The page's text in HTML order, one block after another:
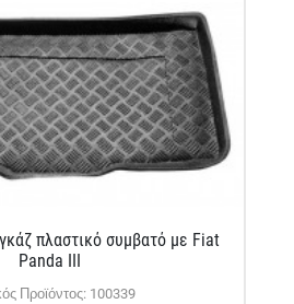
πλαστικό συμβατό με Fiat
Panda III
Προϊόντος: 100339